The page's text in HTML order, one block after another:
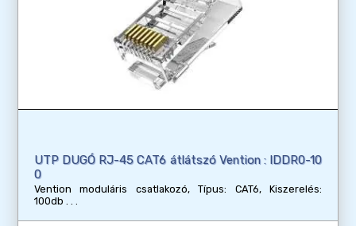
UTP DUGÓ RJ-45 CAT6 átlátszó Vention : IDDR0-10
0
Vention moduláris csatlakozó, Típus: CAT6, Kiszerelés:
100db